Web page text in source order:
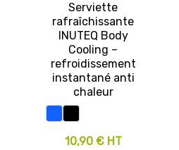
Serviette
rafraîchissante
INUTEQ Body
Cooling –
refroidissement
instantané anti
chaleur
10,90 € HT